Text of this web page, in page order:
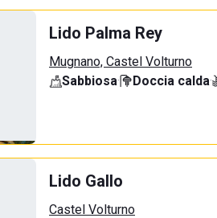
Lido Palma Rey
Mugnano, Castel Volturno
Sabbiosa· Doccia calda·
Lido Gallo
Castel Volturno